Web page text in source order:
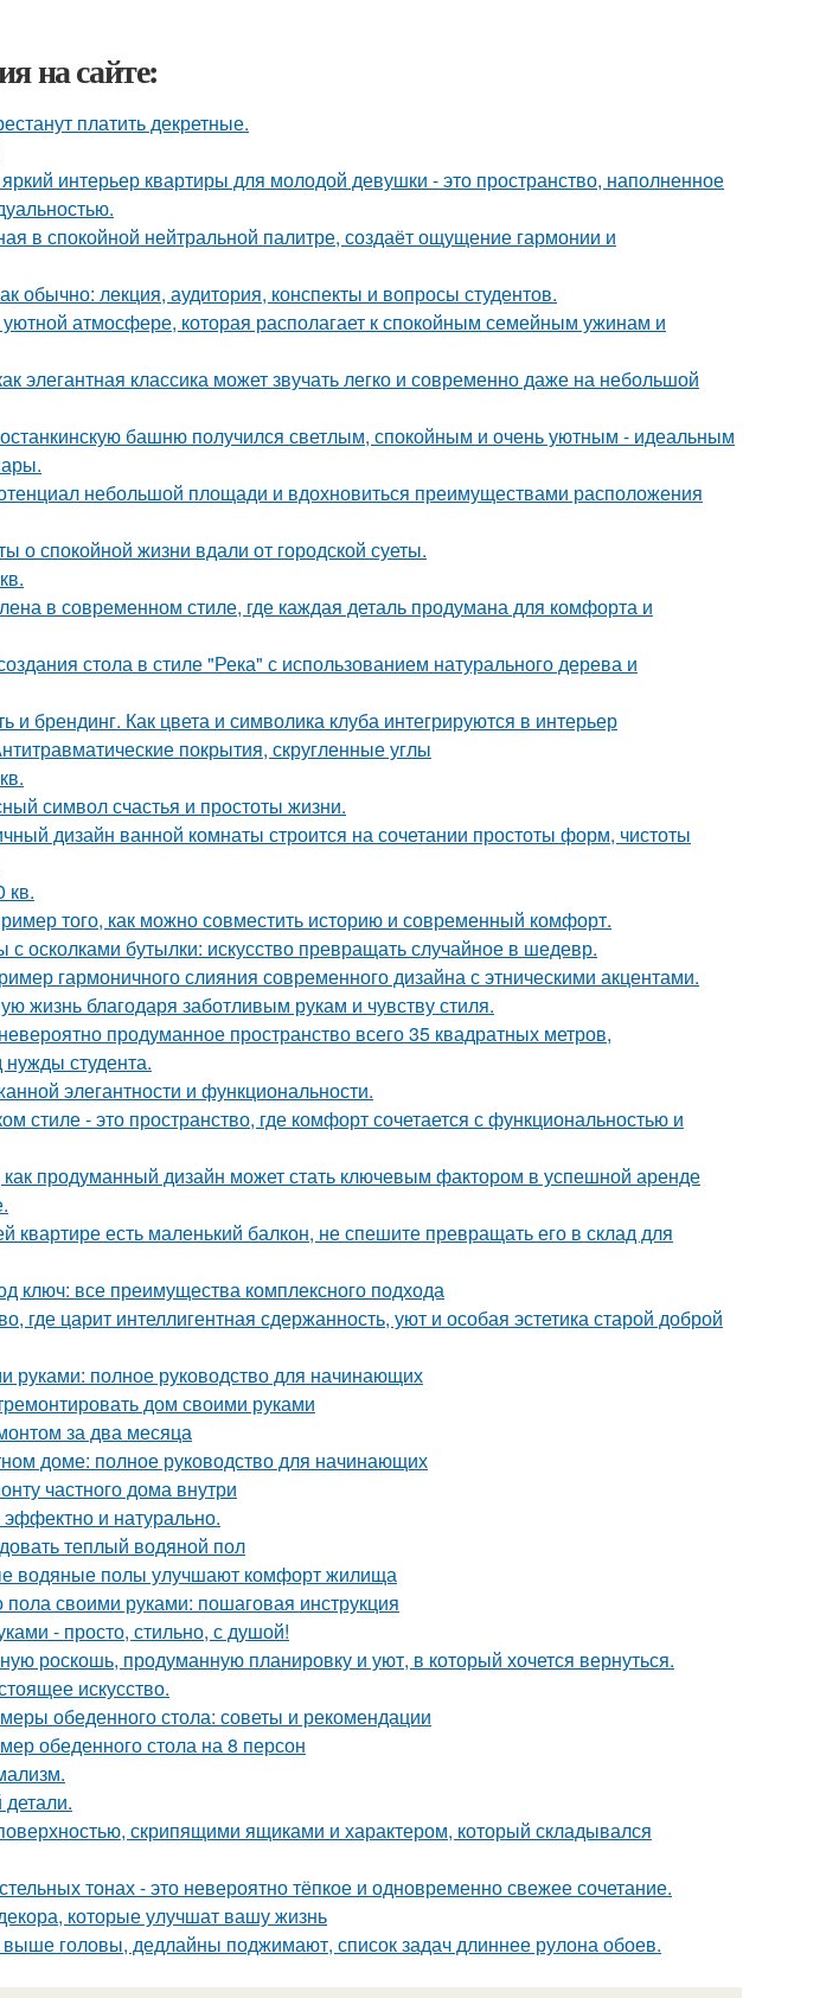
на сайте:
платить декретные.
интерьер квартиры для молодой девушки - это пространство, наполненное
в спокойной нейтральной палитре, создаёт ощущение гармонии и
обычно: лекция, аудитория, конспекты и вопросы студентов.
атмосфере, которая располагает к спокойным семейным ужинам и
элегантная классика может звучать легко и современно даже на небольшой
башню получился светлым, спокойным и очень уютным - идеальным
небольшой площади и вдохновиться преимуществами расположения
о спокойной жизни вдали от городской суеты.
в современном стиле, где каждая деталь продумана для комфорта и
стола в стиле "Река" с использованием натурального дерева и
и брендинг. Как цвета и символика клуба интегрируются в интерьер
покрытия, скругленные углы
символ счастья и простоты жизни.
дизайн ванной комнаты строится на сочетании простоты форм, чистоты
кв.
того, как можно совместить историю и современный комфорт.
с осколками бутылки: искусство превращать случайное в шедевр.
гармоничного слияния современного дизайна с этническими акцентами.
жизнь благодаря заботливым рукам и чувству стиля.
продуманное пространство всего 35 квадратных метров,
студента.
элегантности и функциональности.
стиле - это пространство, где комфорт сочетается с функциональностью и
как продуманный дизайн может стать ключевым фактором в успешной аренде
квартире есть маленький балкон, не спешите превращать его в склад для
ключ: все преимущества комплексного подхода
где царит интеллигентная сдержанность, уют и особая эстетика старой доброй
руками: полное руководство для начинающих
дом своими руками
за два месяца
доме: полное руководство для начинающих
частного дома внутри
и натурально.
теплый водяной пол
водяные полы улучшают комфорт жилища
пола своими руками: пошаговая инструкция
- просто, стильно, с душой!
роскошь, продуманную планировку и уют, в который хочется вернуться.
искусство.
обеденного стола: советы и рекомендации
обеденного стола на 8 персон
скрипящими ящиками и характером, который складывался
тонах - это невероятно тёпкое и одновременно свежее сочетание.
которые улучшат вашу жизнь
выше головы, дедлайны поджимают, список задач длиннее рулона обоев.